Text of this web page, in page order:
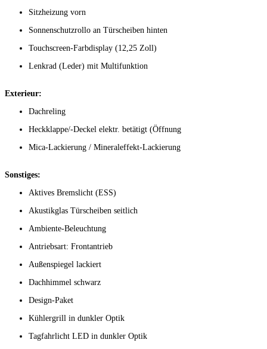
Sitzheizung vorn
Sonnenschutzrollo an Türscheiben hinten
Touchscreen-Farbdisplay (12,25 Zoll)
Lenkrad (Leder) mit Multifunktion
Exterieur:
Dachreling
Heckklappe/-Deckel elektr. betätigt (Öffnung
Mica-Lackierung / Mineraleffekt-Lackierung
Sonstiges:
Aktives Bremslicht (ESS)
Akustikglas Türscheiben seitlich
Ambiente-Beleuchtung
Antriebsart: Frontantrieb
Außenspiegel lackiert
Dachhimmel schwarz
Design-Paket
Kühlergrill in dunkler Optik
Tagfahrlicht LED in dunkler Optik